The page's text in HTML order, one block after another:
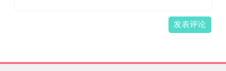
发表评论